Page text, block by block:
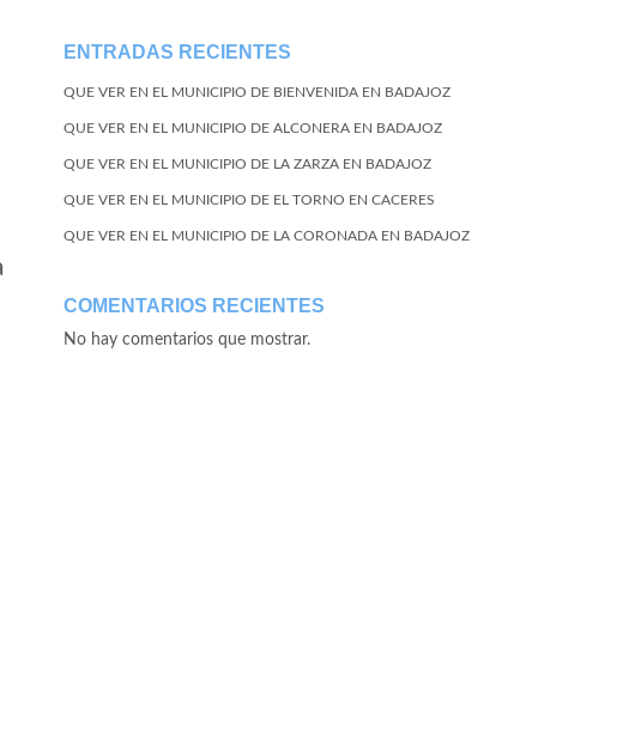
ENTRADAS RECIENTES
QUE VER EN EL MUNICIPIO DE BIENVENIDA EN BADAJOZ
QUE VER EN EL MUNICIPIO DE ALCONERA EN BADAJOZ
QUE VER EN EL MUNICIPIO DE LA ZARZA EN BADAJOZ
QUE VER EN EL MUNICIPIO DE EL TORNO EN CACERES
QUE VER EN EL MUNICIPIO DE LA CORONADA EN BADAJOZ
COMENTARIOS RECIENTES
No hay comentarios que mostrar.